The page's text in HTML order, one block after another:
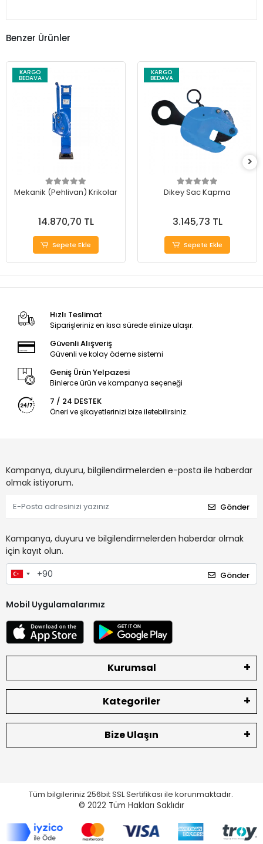
Benzer Ürünler
KARGO
BEDAVA
Mekanik (Pehlivan) Krikolar
14.870,70 TL
Sepete Ekle
KARGO
BEDAVA
Dikey Sac Kapma
3.145,73 TL
Sepete Ekle
Hızlı Teslimat
Siparişleriniz en kısa sürede elinize ulaşır.
Güvenli Alışveriş
Güvenli ve kolay ödeme sistemi
Geniş Ürün Yelpazesi
Binlerce ürün ve kampanya seçeneği
7 / 24 DESTEK
Öneri ve şikayetlerinizi bize iletebilirsiniz.
Kampanya, duyuru, bilgilendirmelerden e-posta ile haberdar
olmak istiyorum.
Gönder
Kampanya, duyuru ve bilgilendirmelerden haberdar olmak
için kayıt olun.
Gönder
Mobil Uygulamalarımız
Kurumsal
Kategoriler
Bize Ulaşın
Tüm bilgileriniz 256bit SSL Sertifikası ile korunmaktadır.
© 2022 Tüm Hakları Saklıdır